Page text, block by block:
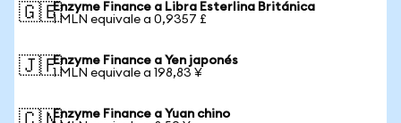
🇬🇧Enzyme Finance a Libra Esterlina Británica
1 MLN equivale a 0,9357 £
🇯🇵Enzyme Finance a Yen japonés
1 MLN equivale a 198,83 ¥
Enzyme Finance a Yuan chino